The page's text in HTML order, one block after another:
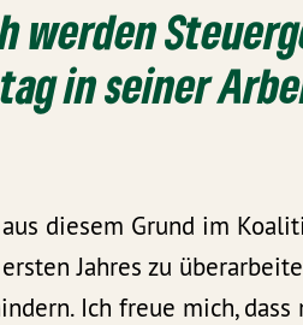
werden
in seiner
diesem Grund im
Jahres zu
Ich freue mich,